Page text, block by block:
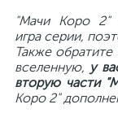
"Мачи Коро 2"
игра серии,
Также
вселенную, у
вторую части
Коро 2"